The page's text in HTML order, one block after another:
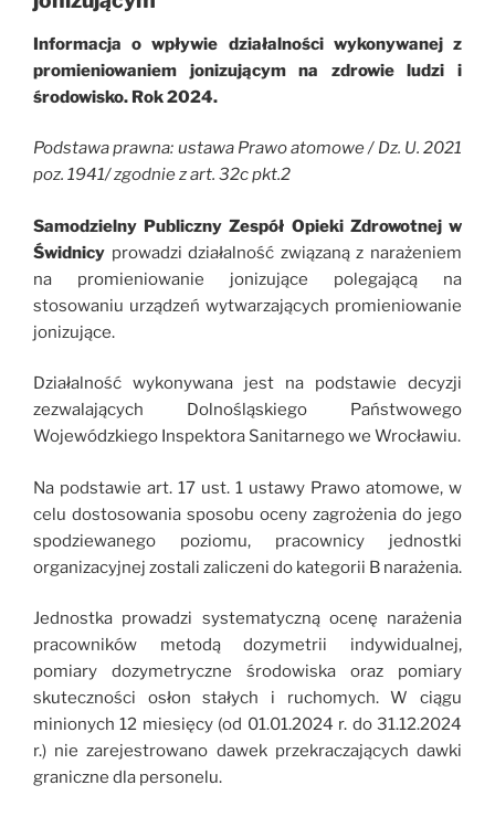
Informacja o wpływie działalności wykonywanej z
promieniowaniem jonizującym na zdrowie ludzi i
środowisko. Rok 2024.
Podstawa prawna: ustawa Prawo atomowe / Dz. U. 2021
poz. 1941/ zgodnie z art. 32c pkt.2
Samodzielny Publiczny Zespół Opieki Zdrowotnej w
Świdnicy prowadzi działalność związaną z narażeniem
na promieniowanie jonizujące polegającą na
stosowaniu urządzeń wytwarzających promieniowanie
jonizujące.
Działalność wykonywana jest na podstawie decyzji
zezwalających Dolnośląskiego Państwowego
Wojewódzkiego Inspektora Sanitarnego we Wrocławiu.
Na podstawie art. 17 ust. 1 ustawy Prawo atomowe, w
celu dostosowania sposobu oceny zagrożenia do jego
spodziewanego poziomu, pracownicy jednostki
organizacyjnej zostali zaliczeni do kategorii B narażenia.
Jednostka prowadzi systematyczną ocenę narażenia
pracowników metodą dozymetrii indywidualnej,
pomiary dozymetryczne środowiska oraz pomiary
skuteczności osłon stałych i ruchomych. W ciągu
minionych 12 miesięcy (od 01.01.2024 r. do 31.12.2024
r.) nie zarejestrowano dawek przekraczających dawki
graniczne dla personelu.